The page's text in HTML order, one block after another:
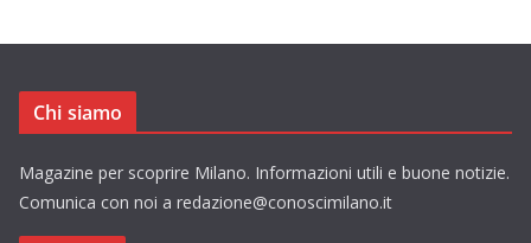
Chi siamo
Magazine per scoprire Milano. Informazioni utili e buone notizie.
Comunica con noi a redazione@conoscimilano.it